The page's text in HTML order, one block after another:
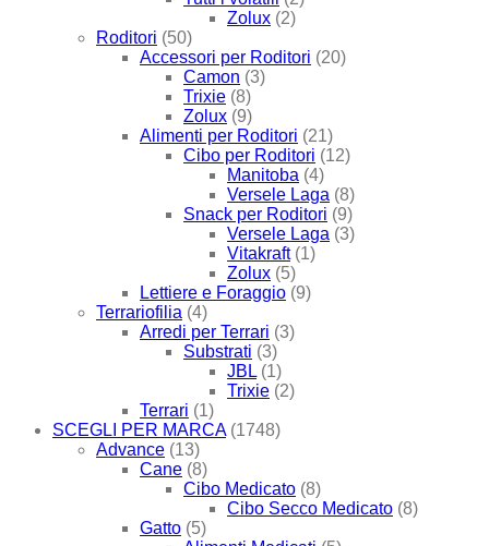
Zolux (2)
Roditori (50)
Accessori per Roditori (20)
Camon (3)
Trixie (8)
Zolux (9)
Alimenti per Roditori (21)
Cibo per Roditori (12)
Manitoba (4)
Versele Laga (8)
Snack per Roditori (9)
Versele Laga (3)
Vitakraft (1)
Zolux (5)
Lettiere e Foraggio (9)
Terrariofilia (4)
Arredi per Terrari (3)
Substrati (3)
JBL (1)
Trixie (2)
Terrari (1)
SCEGLI PER MARCA (1748)
Advance (13)
Cane (8)
Cibo Medicato (8)
Cibo Secco Medicato (8)
Gatto (5)